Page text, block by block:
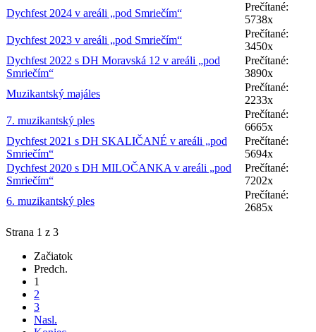
Dychfest 2024 v areáli „pod Smriečím“
Prečítané:
5738x
Dychfest 2023 v areáli „pod Smriečím“
Prečítané:
3450x
Dychfest 2022 s DH Moravská 12 v areáli „pod
Smriečím“
Prečítané:
3890x
Muzikantský majáles
Prečítané:
2233x
7. muzikantský ples
Prečítané:
6665x
Dychfest 2021 s DH SKALIČANÉ v areáli „pod
Smriečím“
Prečítané:
5694x
Dychfest 2020 s DH MILOČANKA v areáli „pod
Smriečím“
Prečítané:
7202x
6. muzikantský ples
Prečítané:
2685x
Strana 1 z 3
Začiatok
Predch.
1
2
3
Nasl.